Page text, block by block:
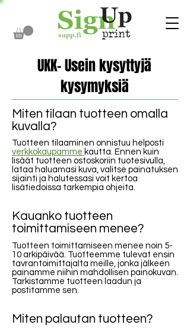
UKK- Usein kysyttyjä
kysymyksiä
Miten tilaan tuotteen omalla
kuvalla?
Tuotteen tilaaminen onnistuu helposti
verkkokaupamme kautta. Ennen kuin
lisäät tuotteen ostoskoriin tuotesivulla,
lataa haluamasi kuva, valitse painatuksen
sijainti ja halutessasi voit kertoa
lisätiedoissa tarkempia ohjeita.
Kauanko tuotteen
toimittamiseen menee?
Tuotteen toimittamiseen menee noin 5-
10 arkipäivää. Tuotteemme tulevat ensin
tavrantoimittajalta meille, jonka jälkeen
painamme niihin mahdollisen painokuvan.
Tarkistamme tuotteen laadun ja
postitamme sen.
Miten palautan tuotteen?